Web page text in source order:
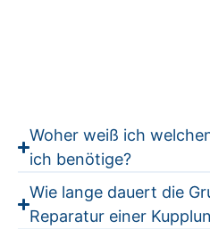
Woher weiß ich
ich benötige?
Wie lange dauert die
Reparatur einer